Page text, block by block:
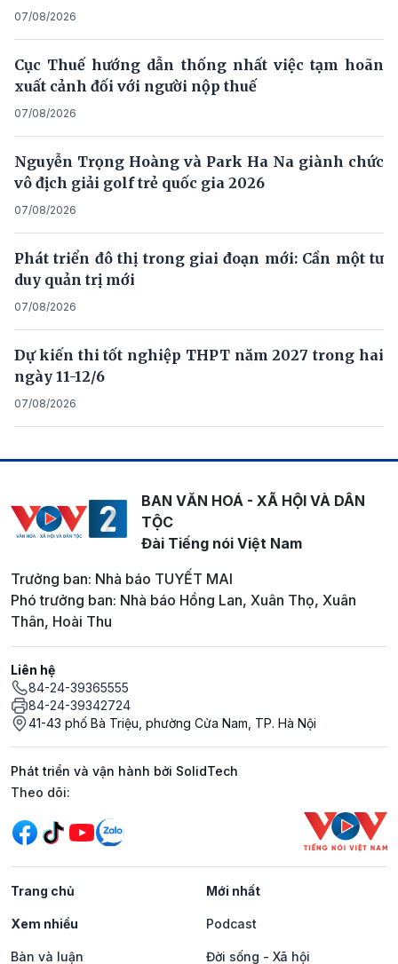
07/08/2026
Cục Thuế hướng dẫn thống nhất việc tạm hoãn
xuất cảnh đối với người nộp thuế
07/08/2026
Nguyễn Trọng Hoàng và Park Ha Na giành chức
vô địch giải golf trẻ quốc gia 2026
07/08/2026
Phát triển đô thị trong giai đoạn mới: Cần một tư
duy quản trị mới
07/08/2026
Dự kiến thi tốt nghiệp THPT năm 2027 trong hai
ngày 11-12/6
07/08/2026
BAN VĂN HOÁ - XÃ HỘI VÀ DÂN
TỘC
Đài Tiếng nói Việt Nam
Trưởng ban: Nhà báo TUYẾT MAI
Phó trưởng ban: Nhà báo Hồng Lan, Xuân Thọ, Xuân
Thân, Hoài Thu
Liên hệ
84-24-39365555
84-24-39342724
41-43 phố Bà Triệu, phường Cửa Nam, TP. Hà Nội
Phát triển và vận hành bởi SolidTech
Mạng xã hội
Theo dõi:
Trang chủ Mới nhất
Xem nhiều Podcast
Bàn và luận Đời sống - Xã hội